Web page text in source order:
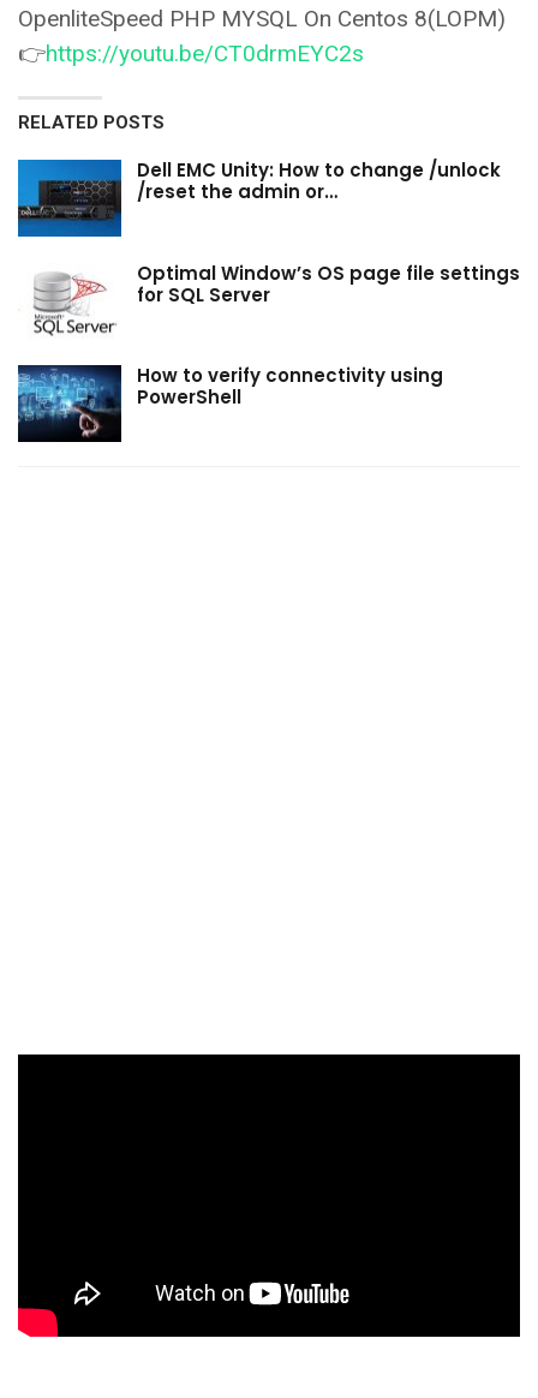
OpenliteSpeed PHP MYSQL On Centos 8(LOPM)
👉https://youtu.be/CT0drmEYC2s
RELATED POSTS
Dell EMC Unity: How to change /unlock
/reset the admin or…
Optimal Window’s OS page file settings
for SQL Server
How to verify connectivity using
PowerShell